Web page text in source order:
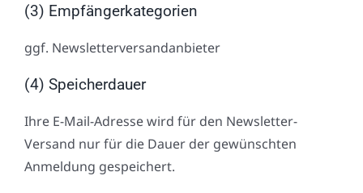
(3) Empfängerkategorien
ggf. Newsletterversandanbieter
(4) Speicherdauer
Ihre E-Mail-Adresse wird für den Newsletter-
Versand nur für die Dauer der gewünschten
Anmeldung gespeichert.